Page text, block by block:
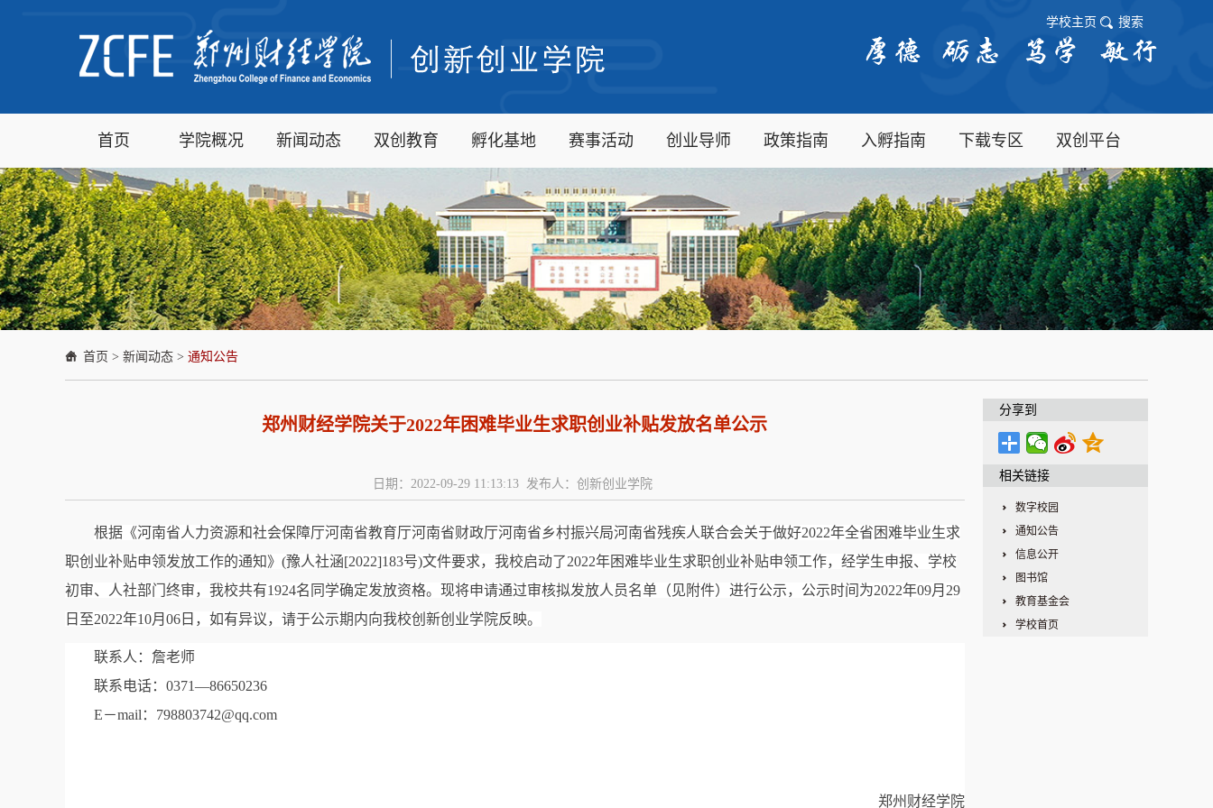
学校主页 搜索
首页 学院概况 新闻动态 双创教育 孵化基地 赛事活动 创业导师 政策指南 入孵指南 下载专区 双创平台
首页 > 新闻动态 > 通知公告
郑州财经学院关于2022年困难毕业生求职创业补贴发放名单公示
日期：2022-09-29 11:13:13 发布人：创新创业学院
根据《河南省人力资源和社会保障厅河南省教育厅河南省财政厅河南省乡村振兴局河南省残疾人联合会关于做好2022年全省困难毕业生求
职创业补贴申领发放工作的通知》 (豫人社涵[2022]183号)文件要求，我校启动了2022年困难毕业生求职创业补贴申领工作，经学生申报、学校
初审、人社部门终审，我校共有1924名同学确定发放资格。现将申请通过审核拟发放人员名单（见附件）进行公示，公示时间为2022年09月29
日至2022年10月 06 日，如有异议，请于公示期内向我校创新创业学院反映。
联系人： 詹老师
联系电话： 0371—86650236
E－mail： 798803742@qq.com
郑州财经学院
分享到
相关链接
数字校园
通知公告
信息公开
图书馆
教育基金会
学校首页